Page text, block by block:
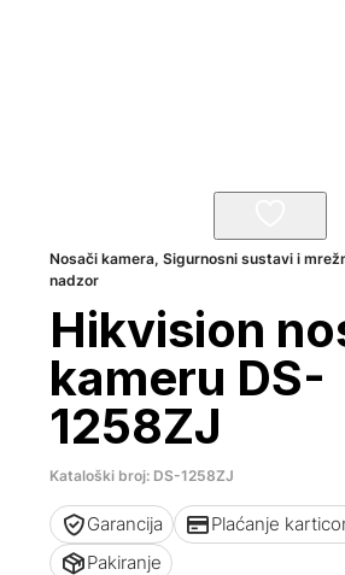
Nosači kamera,Sigurnosni sustavi i
nadzor
Hikvision
kameru DS-
1258ZJ
Kataloški broj: DS-1258ZJ
Garancija Plaćanje
Pakiranje